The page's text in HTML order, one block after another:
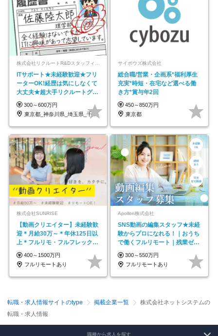
ITサポート★未経験歓迎★フリ
ーターOK!経歴は気にしなくて
大丈夫★超大手リクルートグル
ープの正社員/sg
300～600万円
東京都_神奈川県_埼玉県_千葉県_大阪府…
サイボウズ株式会社
総合職/営業・企画系*福利厚生
充実*時短・在宅など選べる働
き方*賞与年2回
450～850万円
東京都
株式会社SUNRISE
【動画クリエイター】未経験歓
迎＊月給30万～＊年休125日以
上＊フルリモ・フルフレックス
◆10名の採用が決定◆
400～1500万円
フルリモートあり
Apollon株式会社
SNS動画の編集スタッフ★未経
験からプロになれる！｜おうち
で働くフルリモート｜残業ゼロ
で18時退勤◎
300～550万円
フルリモートあり
転職・求人情報サイトのtype 掲載企業一覧
株式会社ネットシステムの
転職・求人情報
職種から求人を探す